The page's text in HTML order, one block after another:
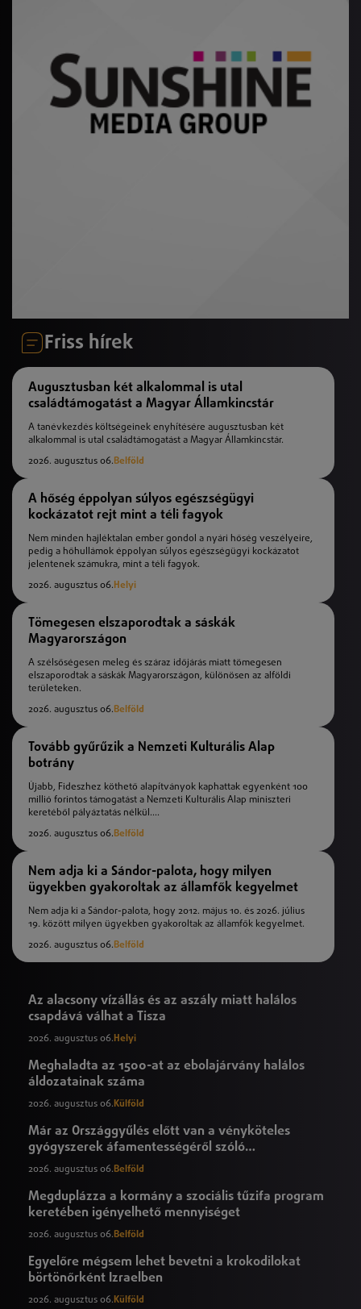
Friss hírek
Augusztusban két alkalommal is utal
családtámogatást a Magyar Államkincstár
A tanévkezdés költségeinek enyhítésére augusztusban két
alkalommal is utal családtámogatást a Magyar Államkincstár.
2026. augusztus 06.Belföld
A hőség éppolyan súlyos egészségügyi
kockázatot rejt mint a téli fagyok
Nem minden hajléktalan ember gondol a nyári hőség veszélyeire,
pedig a hőhullámok éppolyan súlyos egészségügyi kockázatot
jelentenek számukra, mint a téli fagyok.
2026. augusztus 06. Helyi
Tömegesen elszaporodtak a sáskák
Magyarországon
A szélsőségesen meleg és száraz időjárás miatt tömegesen
elszaporodtak a sáskák Magyarországon, különösen az alföldi
területeken.
2026. augusztus 06.Belföld
Tovább gyűrűzik a Nemzeti Kulturális Alap
botrány
Újabb, Fideszhez köthető alapítványok kaphattak egyenként 100
millió forintos támogatást a Nemzeti Kulturális Alap miniszteri
keretéből pályáztatás nélkül....
2026. augusztus 06.Belföld
Nem adja ki a Sándor-palota, hogy milyen
ügyekben gyakoroltak az államfők kegyelmet
Nem adja ki a Sándor-palota, hogy 2012. május 10. és 2026. július
19. között milyen ügyekben gyakoroltak az államfők kegyelmet.
2026. augusztus 06.Belföld
Az alacsony vízállás és az aszály miatt halálos
csapdává válhat a Tisza
2026. augusztus 06. Helyi
Meghaladta az 1500-at az ebolajárvány halálos
áldozatainak száma
2026. augusztus 06. Külföld
Már az Országgyűlés előtt van a vényköteles
gyógyszerek áfamentességéről szóló
törvényjavaslat
2026. augusztus 06.Belföld
Megduplázza a kormány a szociális tűzifa program
keretében igényelhető mennyiséget
2026. augusztus 06.Belföld
Egyelőre mégsem lehet bevetni a krokodilokat
börtönőrként Izraelben
2026. augusztus 06. Külföld